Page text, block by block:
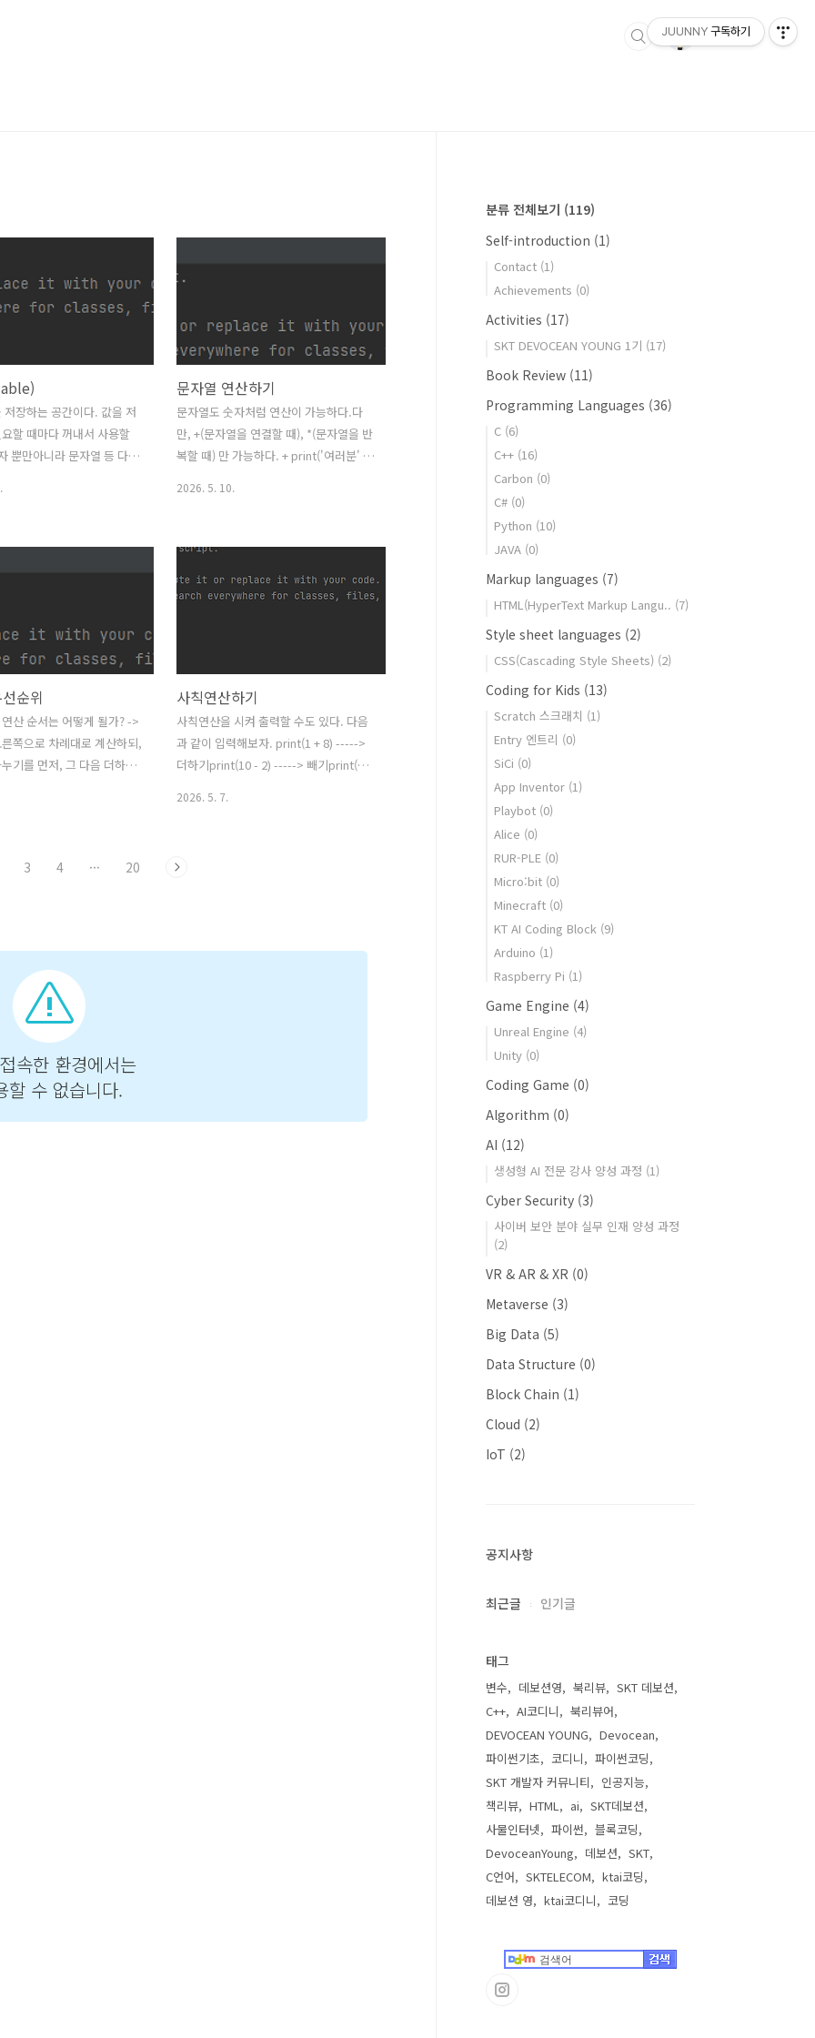
저장하는 공간이다. 값을 저
할 때마다 꺼내서 사용할
뿐만아니라 문자열 등 다양
의미이다. weather = '맑
라는 변수에 저장된 맑
.
문자열 연산하기
문자열도 숫자처럼 연산이 가능하다.다
만, +(문자열을 연결할 때), *(문자열을 반
복할 때) 만 가능하다. + print('여러분' +
띄어쓰기가 포함되어 있지 않기 때문이
여러분이 3번 반복되어 출력된다. 이렇
2026. 5. 10.
순위
산 순서는 어떻게 될가? ->
쪽으로 차례대로 계산하되,
기를 먼저, 그 다음 더하기
곱하기 또는 나누기가 있으
사칙연산하기
사칙연산을 시켜 출력할 수도 있다. 다음
과 같이 입력해보자. print(1 + 8) ----->
더하기print(10 - 2) -----> 빼기print(4 *
2026. 5. 7.
3 4 ··· 20
분류 전체보기 (119)
Self-introduction (1)
Contact (1)
Achievements (0)
Activities (17)
SKT DEVOCEAN YOUNG 1기 (17)
Book Review (11)
Programming Languages (36)
C (6)
C++ (16)
Carbon (0)
C# (0)
Python (10)
JAVA (0)
Markup languages (7)
HTML(HyperText Markup Langu.. (7)
Style sheet languages (2)
CSS(Cascading Style Sheets) (2)
Coding for Kids (13)
Scratch 스크래치 (1)
Entry 엔트리 (0)
SiCi (0)
App Inventor (1)
Playbot (0)
Alice (0)
RUR-PLE (0)
Micro:bit (0)
Minecraft (0)
KT AI Coding Block (9)
Arduino (1)
Raspberry Pi (1)
Game Engine (4)
Unreal Engine (4)
Unity (0)
Coding Game (0)
Algorithm (0)
AI (12)
생성형 AI 전문 강사 양성 과정 (1)
Cyber Security (3)
사이버 보안 분야 실무 인재 양성 과정
(2)
VR & AR & XR (0)
Metaverse (3)
Big Data (5)
Data Structure (0)
Block Chain (1)
Cloud (2)
IoT (2)
공지사항
최근글 인기글
태그
변수 데보션영 북리뷰
SKT 데보션
C++
AI코디니
북리뷰어
DEVOCEAN YOUNG
Devocean
파이썬기초
코디니
파이썬코딩
SKT 개발자 커뮤니티
인공지능
책리뷰
HTML ai
SKT데보션
사물인터넷
파이썬
블록코딩
DevoceanYoung
데보션
SKT
C언어
SKTELECOM
ktai코딩
데보션 영
ktai코디니 코딩
JUUNNY 구독하기